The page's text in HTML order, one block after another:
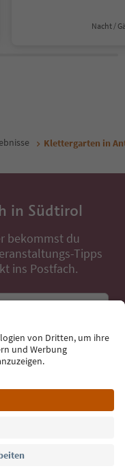
Nacht /
Klettergarten in
in Südtirol
bekommst du
Tipps
ins Postfach.